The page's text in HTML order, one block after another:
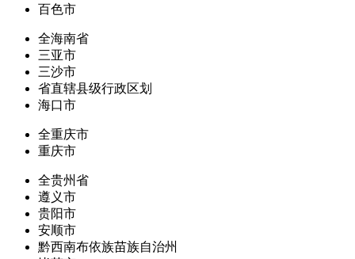
百色市
全海南省
三亚市
三沙市
省直辖县级行政区划
海口市
全重庆市
重庆市
全贵州省
遵义市
贵阳市
安顺市
黔西南布依族苗族自治州